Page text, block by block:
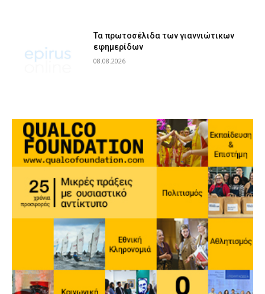
Τα πρωτοσέλιδα των γιαννιώτικων
εφημερίδων
08.08.2026